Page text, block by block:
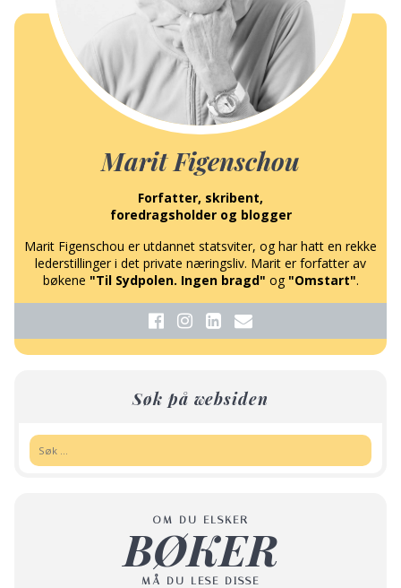
Marit Figenschou
Forfatter, skribent,
foredragsholder og blogger
Marit Figenschou er utdannet statsviter, og har hatt en rekke
lederstillinger i det private næringsliv. Marit er forfatter av
bøkene "Til Sydpolen. Ingen bragd" og "Omstart".
Søk på websiden
OM DU ELSKER
BØKER
MÅ DU LESE DISSE